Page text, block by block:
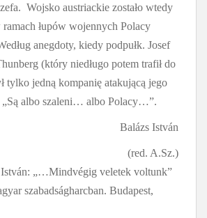
Wojsko austriackie zostało wtedy
łupów wojennych Polacy
anegdoty, kiedy podpułk. Josef
(który niedługo potem trafił do
tylko jedną kompanię atakującą jego
„Są albo szaleni… albo Polacy…”.
Balázs István
(red. A.Sz.)
István: „…Mindvégig veletek voltunk”
szabadságharcban. Budapest,